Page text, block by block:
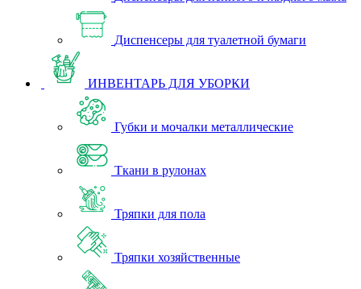
Диспенсеры для туалетной бумаги
ИНВЕНТАРЬ ДЛЯ УБОРКИ
Губки и мочалки металлические
Ткани в рулонах
Тряпки для пола
Тряпки хозяйственные